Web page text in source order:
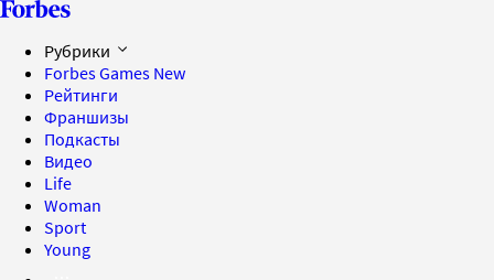
Рубрики
Forbes Games New
Рейтинги
Франшизы
Подкасты
Видео
Life
Woman
Sport
Young